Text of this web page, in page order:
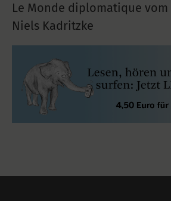
Le Monde diplomatique vom
Niels Kadritzke